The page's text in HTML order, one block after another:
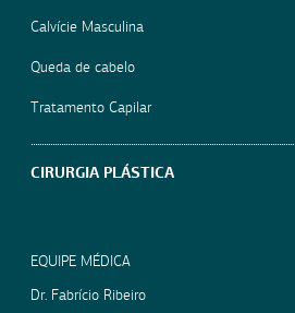
Calvície Masculina
Queda de cabelo
Tratamento Capilar
CIRURGIA PLÁSTICA
EQUIPE MÉDICA
Dr. Fabrício Ribeiro